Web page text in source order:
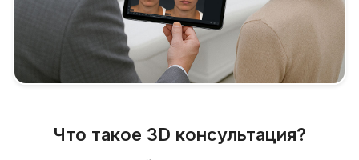
Что такое 3D консультация?